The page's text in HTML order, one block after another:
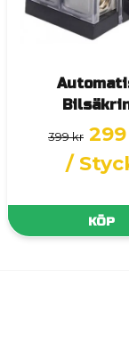
399 kr
/
KÖP